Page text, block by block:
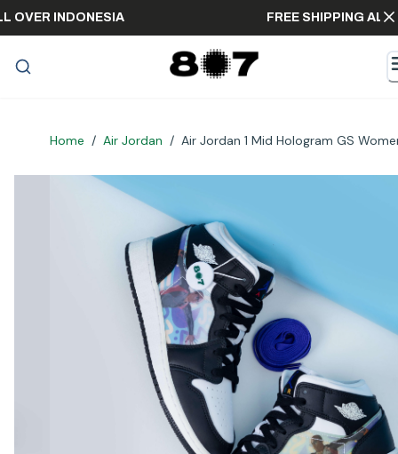
ALL OVER INDONESIA FREE SHIPPING
Home / Air Jordan / Air Jordan 1 Mid Hologram GS